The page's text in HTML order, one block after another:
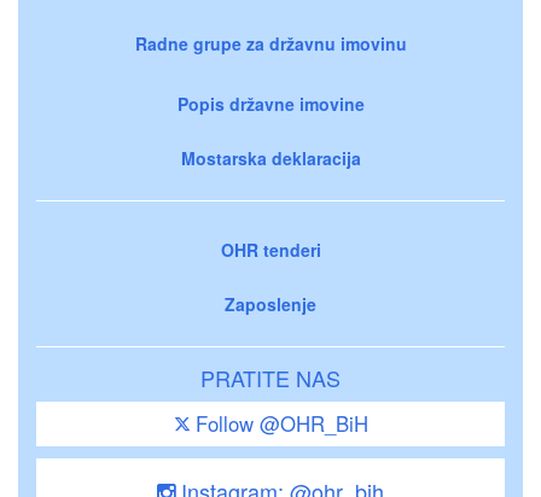
Radne grupe za državnu imovinu
Popis državne imovine
Mostarska deklaracija
OHR tenderi
Zaposlenje
PRATITE NAS
Follow @OHR_BiH
Instagram: @ohr_bih